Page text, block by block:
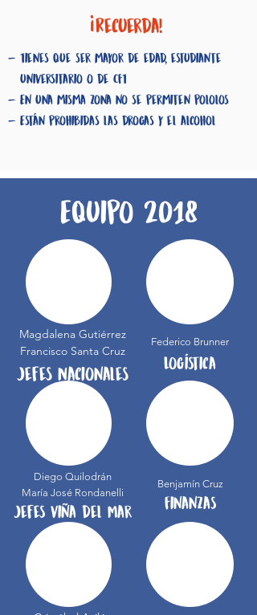
Recuerda!
- Tienes que ser mayor de edad, estudiante
universitario o de CFT
- En una misma zona no se permiten pololos
- Están prohibidas las drogas y el alcohol
Equipo 2018
Magdalena Gutiérrez
Francisco Santa Cruz
Jefes Nacionales
Diego Quilodrán
María José Rondanelli
Jefes Viña del Mar
Federico Brunner
Logística
Benjamín Cruz
Finanzas